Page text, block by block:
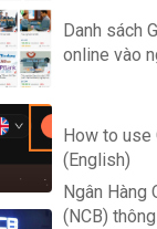
Danh sách
online vào
How to use
(English)
Ngân Hàng
(NCB)